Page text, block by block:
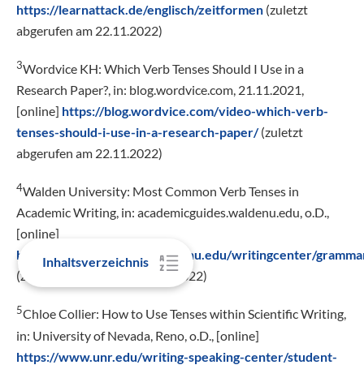
Inhaltsverzeichnis
https://learnattack.de/englisch/zeitformen (zuletzt
abgerufen am 22.11.2022)
3Wordvice KH: Which Verb Tenses Should I Use in a
Research Paper?, in: blog.wordvice.com, 21.11.2021,
[online] https://blog.wordvice.com/video-which-verb-
tenses-should-i-use-in-a-research-paper/(zuletzt
abgerufen am 22.11.2022)
4Walden University: Most Common Verb Tenses in
Academic Writing, in: academicguides.waldenu.edu, o.D.,
[online]
https://academicguides.waldenu.edu/writingcenter/
(zuletzt abgerufen am 22.11.2022)
5Chloe Collier: How to Use Tenses within Scientific Writing,
in: University of Nevada, Reno , o.D., [online]
https://www.unr.edu/writing-speaking-center/student-